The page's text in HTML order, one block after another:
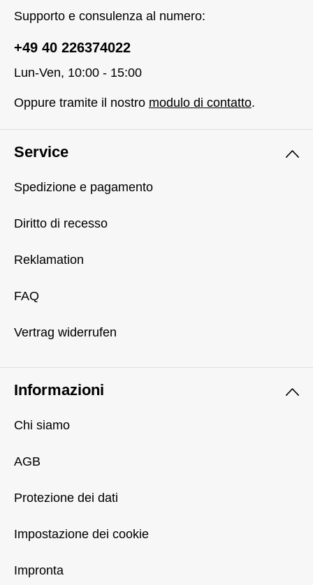
Supporto e consulenza al numero:
+49 40 226374022
Lun-Ven, 10:00 - 15:00
Oppure tramite il nostro modulo di contatto.
Service
Spedizione e pagamento
Diritto di recesso
Reklamation
FAQ
Vertrag widerrufen
Informazioni
Chi siamo
AGB
Protezione dei dati
Impostazione dei cookie
Impronta